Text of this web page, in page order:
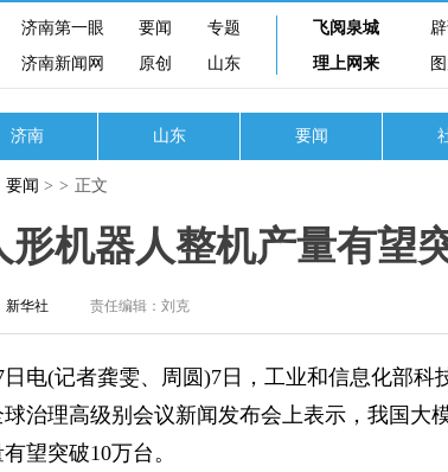
济南第一眼 要闻
专题
济南新闻网 原创 山东
飞阅泉城
理上网来
济南 山东 要闻
要闻 > > 正文
机器人整机产量有望
新华社 责任编辑：刘克
(记者龚雯、周圆)7日，工业和信息化部科
治理高级别会议新闻发布会上表示，我国大
望突破10万台。